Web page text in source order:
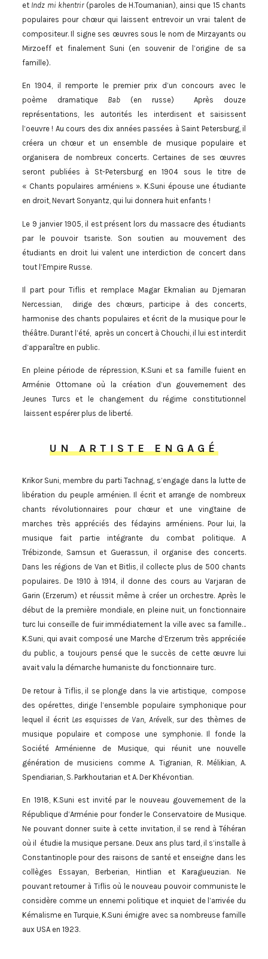
et Indz mi khentrir(paroles de H.Toumanian), ainsi que 15 chants
populaires pour chœur qui laissent entrevoir un vrai talent de
compositeur. Il signe ses œuvres sous le nom de Mirzayants ou
Mirzoeff et finalement Suni (en souvenir de l’origine de sa
famille).
En 1904, il remporte le premier prix d’un concours avec le
poème dramatique Bab (en russe) Après douze
représentations, les autorités les interdisent et saisissent
l’oeuvre ! Au cours des dix années passées à Saint Petersburg, il
créera un chœur et un ensemble de musique populaire et
organisera de nombreux concerts. Certaines de ses œuvres
seront publiées à St-Petersburg en 1904 sous le titre de
« Chants populaires arméniens ». K.Suni épouse une étudiante
en droit, Nevart Sonyantz, qui lui donnera huit enfants !
Le 9 janvier 1905, il est présent lors du massacre des étudiants
par le pouvoir tsariste. Son soutien au mouvement des
étudiants en droit lui valent une interdiction de concert dans
tout l’Empire Russe.
Il part pour Tiflis et remplace Magar Ekmalian au Djemaran
Nercessian, dirige des chœurs, participe à des concerts,
harmonise des chants populaires et écrit de la musique pour le
théâtre. Durant l’été, après un concert à Chouchi, il lui est interdit
d’apparaître en public.
En pleine période de répression, K.Suni et sa famille fuient en
Arménie Ottomane où la création d’un gouvernement des
Jeunes Turcs et le changement du régime constitutionnel
laissent espérer plus de liberté.
UN ARTISTE ENGAGÉ
Krikor Suni, membre du parti Tachnag, s’engage dans la lutte de
libération du peuple arménien.Il écrit et arrange de nombreux
chants révolutionnaires pour chœur et une vingtaine de
marches très appréciés des fédayins arméniens. Pour lui, la
musique fait partie intégrante du combat politique. A
Trébizonde, Samsun et Guerassun, il organise des concerts.
Dans les régions de Van et Bitlis, il collecte plus de 500 chants
populaires. De 1910 à 1914, il donne des cours au Varjaran de
Garin (Erzerum) et réussit même à créer un orchestre. Après le
début de la première mondiale, en pleine nuit, un fonctionnaire
turc lui conseille de fuir immédiatement la ville avec sa famille…
K.Suni, qui avait composé une Marche d’Erzerum très appréciée
du public, a toujours pensé que le succès de cette œuvre lui
avait valu la démarche humaniste du fonctionnaire turc.
De retour à Tiflis, il se plonge dans la vie artistique, compose
des opérettes, dirige l’ensemble populaire symphonique pour
lequel il écrit Les esquisses de Van, Arévelk, sur des thèmes de
musique populaire et compose une symphonie. Il fonde la
Société Arménienne de Musique, qui réunit une nouvelle
génération de musiciens comme A. Tigranian, R. Mélikian, A.
Spendiarian, S. Parkhoutarian et A. Der Khévontian.
En 1918, K.Suni est invité par le nouveau gouvernement de la
République d’Arménie pour fonder le Conservatoire de Musique.
Ne pouvant donner suite à cette invitation, il se rend à Téhéran
où il étudie la musique persane. Deux ans plus tard, il s’installe à
Constantinople pour des raisons de santé et enseigne dans les
collèges Essayan, Berberian, Hintlian et Karagueuzian. Ne
pouvant retourner à Tiflis où le nouveau pouvoir communiste le
considère comme un ennemi politique et inquiet de l’arrivée du
Kémalisme en Turquie, K.Suni émigre avec sa nombreuse famille
aux USA en 1923.